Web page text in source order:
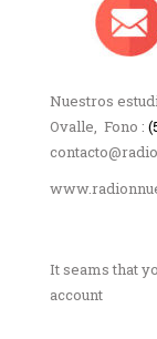
Nuestros
Ovalle, Fono :
It seams that
account